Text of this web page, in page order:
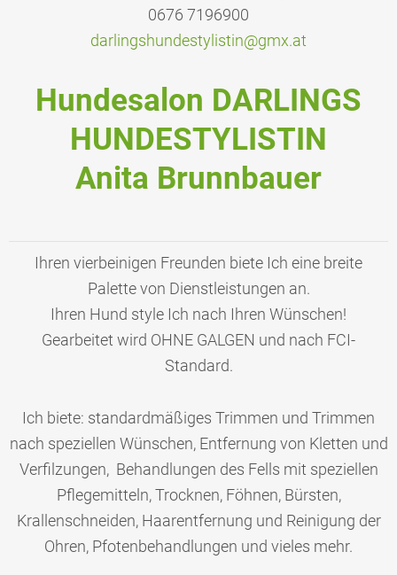
0676 7196900
darlingshundesty listin@gmx.at
Hundesalon DARLINGS
HUNDESTYLISTIN
Anita Brunnbauer
Ihren vierbeinigen Freunden biete Ich eine breite
Palette von Dienstleistungen an.
Ihren Hund style Ich nach Ihren Wünschen!
Gearbeitet wird OHNE GALGEN und nach FCI-
Standard.
Ich biete: standardmäßiges Trimmen und Trimmen
nach speziellen Wünschen, Entfernung von Kletten und
Verfilzungen, Behandlungen des Fells mit speziellen
Pflegemitteln, Trocknen, Föhnen, Bürsten,
Krallenschneiden, Haarentfernung und Reinigung der
Ohren, Pfotenbehandlungen und vieles mehr.